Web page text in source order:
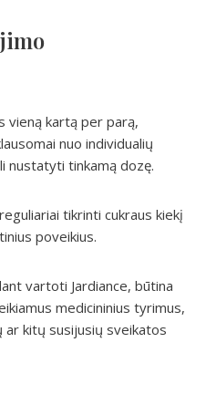
vieną kartą per parą,
nuo individualių
nustatyti tinkamą dozę.
tikrinti cukraus kiekį
poveikius.
vartoti Jardiance, būtina
medicininius tyrimus,
kitų susijusių sveikatos